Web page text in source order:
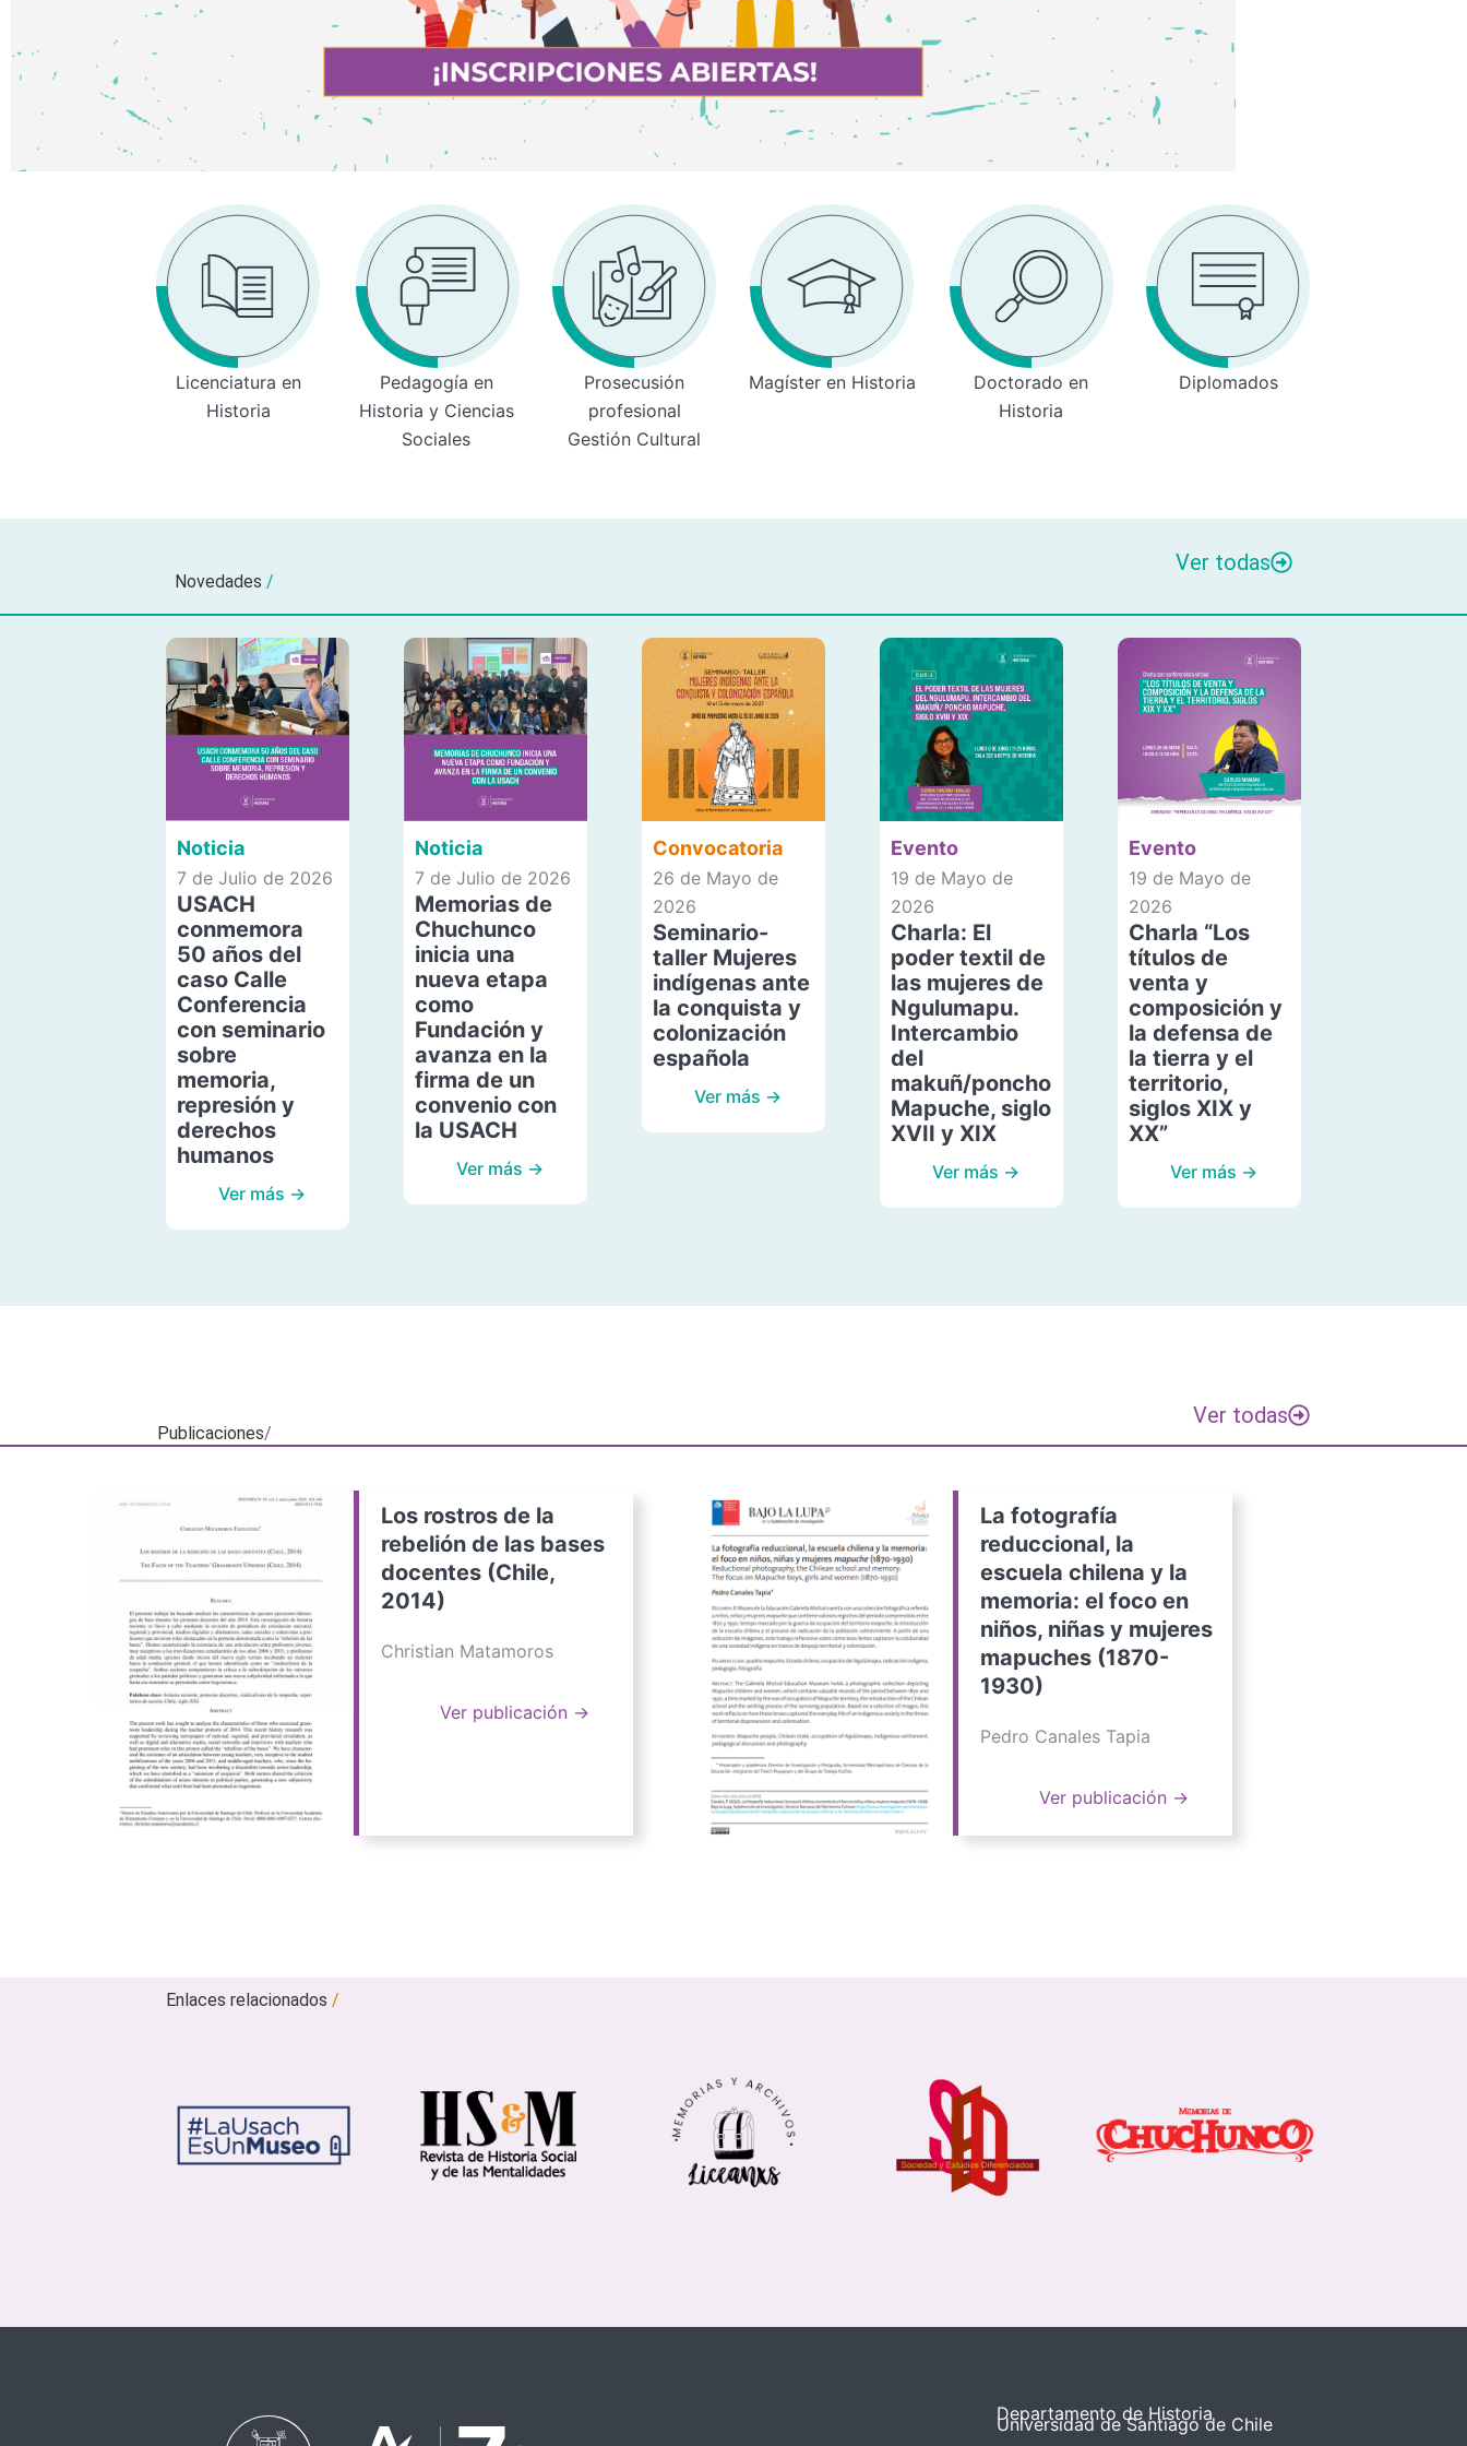
Licenciatura en
Historia
Pedagogía en
Historia y Ciencias
Sociales
Prosecusión
profesional
Gestión Cultural
Magíster en Historia
Doctorado en
Historia
Diplomados
Novedades /
Ver todas
Noticia
7 de Julio de 2026
USACH
conmemora
50 años del
caso Calle
Conferencia
con seminario
sobre
memoria,
represión y
derechos
humanos
Ver más →
Noticia
7 de Julio de 2026
Memorias de
Chuchunco
inicia una
nueva etapa
como
Fundación y
avanza en la
firma de un
convenio con
la USACH
Ver más →
Convocatoria
26 de Mayo de
2026
Seminario-
taller Mujeres
indígenas ante
la conquista y
colonización
española
Ver más →
Evento
19 de Mayo de
2026
Charla: El
poder textil de
las mujeres de
Ngulumapu.
Intercambio
del
makuñ/poncho
Mapuche, siglo
XVII y XIX
Ver más →
Evento
19 de Mayo de
2026
Charla “Los
títulos de
venta y
composición y
la defensa de
la tierra y el
territorio,
siglos XIX y
XX”
Ver más →
Publicaciones/
Ver todas
Los rostros de la
rebelión de las bases
docentes (Chile,
2014)
Christian Matamoros
Ver publicación →
La fotografía
reduccional, la
escuela chilena y la
memoria: el foco en
niños, niñas y mujeres
mapuches (1870-
1930)
Pedro Canales Tapia
Ver publicación →
Enlaces relacionados/
Departamento de Historia
Universidad de Santiago de Chile